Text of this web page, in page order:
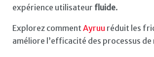
expérience utilisateur fluide.
Explorez comment Ayruu réduit les
améliore l’efficacité des processus